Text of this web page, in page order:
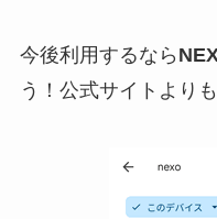
今後利用するなら
う！公式サイトより